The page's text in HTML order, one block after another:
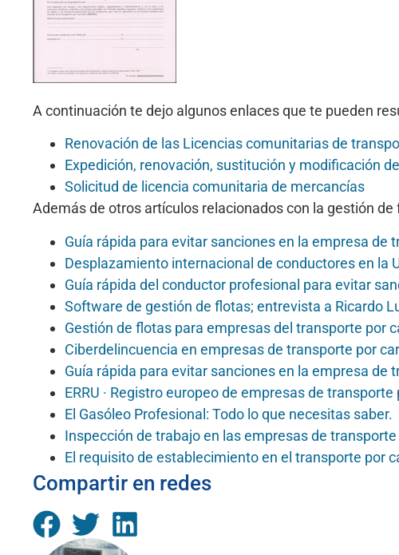
A continuación te dejo algunos enlaces que te pueden
Renovación de las Licencias comunitarias de
Expedición, renovación, sustitución y modificación
Solicitud de licencia comunitaria de mercancías
Además de otros artículos relacionados con la gestión
Guía rápida para evitar sanciones en la empresa de
Desplazamiento internacional de conductores en la
Guía rápida del conductor profesional para evitar
Software de gestión de flotas; entrevista a Ricardo
Gestión de flotas para empresas del transporte por
Ciberdelincuencia en empresas de transporte por
Guía rápida para evitar sanciones en la empresa de
ERRU · Registro europeo de empresas de
El Gasóleo Profesional: Todo lo que necesitas saber.
Inspección de trabajo en las empresas de transporte
El requisito de establecimiento en el transporte por
Compartir en redes